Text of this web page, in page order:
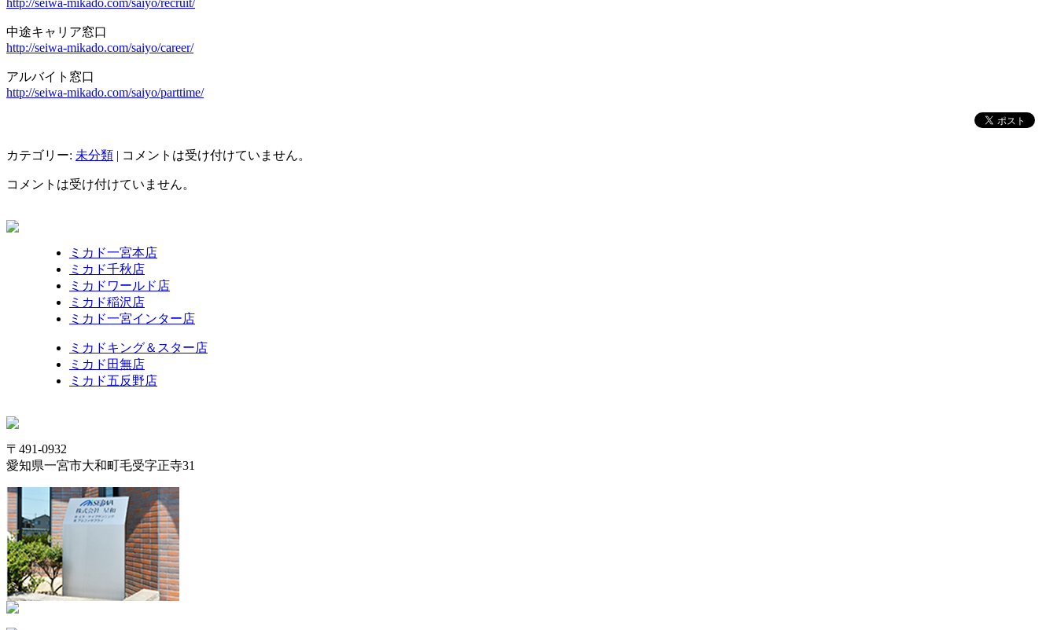
中途キャリア窓口
http://seiwa-mikado.com/saiyo/career/
アルバイト窓口
http://seiwa-mikado.com/saiyo/parttime/
カテゴリー: 未分類 | コメントは受け付けていません。
コメントは受け付けていません。
ミカド一宮本店
ミカド千秋店
ミカドワールド店
ミカド稲沢店
ミカド一宮インター店
ミカドキング＆スター店
ミカド田無店
ミカド五反野店
〒491-0932
愛知県一宮市大和町毛受字正寺31